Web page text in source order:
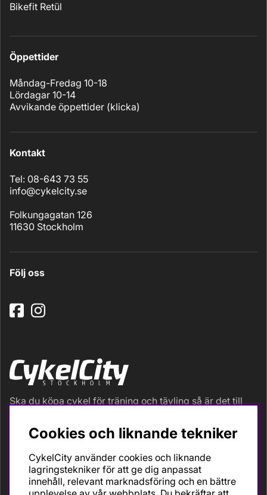
Bikefit Retül
Öppettider
Måndag-Fredag 10-18
Lördagar 10-14
Avvikande öppettider (klicka)
Kontakt
Tel: 08-643 73 55
info@cykelcity.se
Folkungagatan 126
11630 Stockholm
Följ oss
Ska du köpa cykel för träning och tävling så är det till
Vi är en mycket personlig cykelaffär med hög
servicegrad och alla vi som jobbar är inbitna cyklister
och dess produkter. Gör din bästa cykelaffär på
CykelCity!
Cookies och liknande tekniker
CykelCity använder cookies och liknande
lagringstekniker för att ge dig anpassat
innehåll, relevant marknadsföring och en bättre